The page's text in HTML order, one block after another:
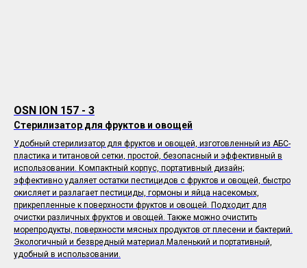
OSN ION 157 - 3
Стерилизатор для фруктов и овощей
Удобный стерилизатор для фруктов и овощей, изготовленный из АБС-
пластика и титановой сетки, простой, безопасный и эффективный в
использовании. Компактный корпус, портативный дизайн;
эффективно удаляет остатки пестицидов с фруктов и овощей, быстро
окисляет и разлагает пестициды, гормоны и яйца насекомых,
прикрепленные к поверхности фруктов и овощей. Подходит для
очистки различных фруктов и овощей. Также можно очистить
морепродукты, поверхности мясных продуктов от плесени и бактерий.
Экологичный и безвредный материал.Маленький и портативный,
удобный в использовании.